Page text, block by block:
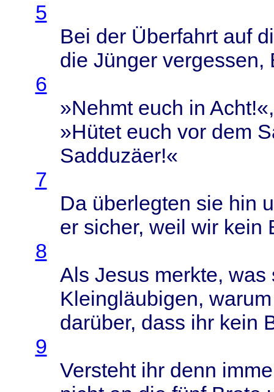
5
Bei der Überfahrtauf
die Jünger vergessen,
6
»Nehmt euch in Acht
»Hütet euch vor dem
Sadduzäer!«
7
Da überlegten sie hin
er sicher, weil wir kein
8
Als Jesus merkte,
Kleingläubigen, warum
darüber, dass ihr kein
9
Verstehtihr denn